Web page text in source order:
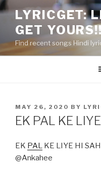
Skip
content
LYRICGET:
GET
Find recent songs Hindi
POSTED
ON
MAY 26, 2020 BY
EK PAL KE
EK PAL KE LIYE HI
@Ankahee